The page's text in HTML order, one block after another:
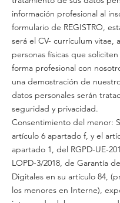
información profesional al
formulario de REGISTRO,
será el CV- currículum vitae,
personas físicas que
forma profesional con
una demostración de
datos personales serán
seguridad y privacidad.
Consentimiento del menor:
artículo 6 apartado f, y el
apartado 1, del RGPD-UE-
LOPD-3/2018, de Garantía
Digitales en su artículo 84,
los menores en Interne),